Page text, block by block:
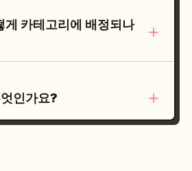
어 라벨이 포함된 5개의 이유
인에 6단계(초기 상담, 자격
가, 계약 체결, 준비 및 교육,
잎, 시원하고 크리미한 신선
넘치는 마무리. 4가지 맛은
다. 이러한 감정적 대비는 시
고의 미학을 결합하세요. 부
스튜디오 조명, 드라마틱한
, 초현실적인 디테일, 8K 해상
게 카테고리에 배정되나
인가요?